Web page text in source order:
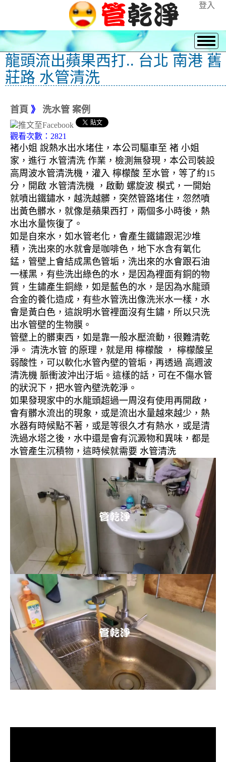
登入
龍頭流出蘋果西打.. 台北 南港 舊
莊路 水管清洗
首頁 》 洗水管 案例
觀看次數：2821
褚小姐 說熱水出水堵住，本公司驅車至 褚 小姐
家，進行 水管清洗 作業，檢測無發現，本公司裝設
高周波水管清洗機，灌入 檸檬酸 至水管，等了約15
分，開啟 水管清洗機 ，啟動 螺旋波 模式，一開始
就噴出鐵鏽水，越洗越髒，突然管路堵住，忽然噴
出黃色髒水，就像是蘋果西打，兩個多小時後，熱
水出水量恢復了。
如是自來水，如水管老化，會產生鐵鏽跟泥沙堆
積，洗出來的水就會是咖啡色，地下水含有氧化
錳，管壁上會結成黑色管垢，洗出來的水會跟石油
一樣黑，有些洗出綠色的水，是因為裡面有銅的物
質，生鏽產生銅綠，如是藍色的水，是因為水龍頭
合金的養化造成，有些水管洗出像洗米水一樣，水
會是黃白色，這說明水管裡面沒有生鏽，所以只洗
出水管壁的生物膜。
管壁上的髒東西，如是靠一般水壓流動，很難清乾
淨。 清洗水管 的原理，就是用 檸檬酸 ， 檸檬酸呈
弱酸性，可以軟化水管內壁的管垢，再透過 高週波
清洗機 脈衝波沖出汙垢。這樣的話，可在不傷水管
的狀況下，把水管內壁洗乾淨。
如果發現家中的水龍頭超過一周沒有使用再開啟，
會有髒水流出的現象，或是流出水量越來越少，熱
水器有時候點不著，或是等很久才有熱水，或是清
洗過水塔之後，水中還是會有沉澱物和異味，都是
水管產生沉積物，這時候就需要 水管清洗